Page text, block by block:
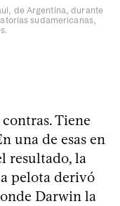
de Argentina, durante
sudamericanas,
Tiene
una de esas en
resultado, la
pelota derivó
Darwin la